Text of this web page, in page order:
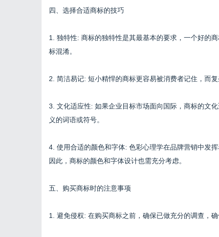
四、选择合适商标的技巧
1. 独特性: 商标的独特性是其最基本的要求，一个好的
标混淆。
2. 简洁易记: 短小精悍的商标更容易被消费者记住，而
3. 文化适应性: 如果企业目标市场面向国际，商标的文
义的词语或符号。
4. 使用合适的颜色和字体: 色彩心理学在品牌营销中发
因此，商标的颜色和字体设计也需充分考虑。
五、购买商标时的注意事项
1. 避免侵权: 在购买商标之前，确保已做充分的调查，